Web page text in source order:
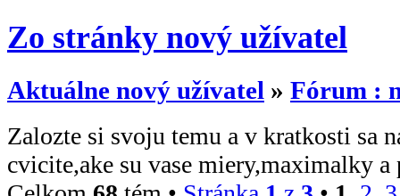
Zo stránky nový užívatel
Aktuálne nový užívatel » Fórum :
Zalozte si svoju temu a v kratkosti sa
cvicite,ake su vase miery,maximalky a